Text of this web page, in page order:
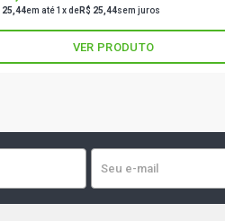
25,44em até 1x deR$ 25,44sem juros
VER PRODUTO